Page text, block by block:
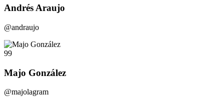
Andrés Araujo
@andraujo
99
Majo González
@majolagram